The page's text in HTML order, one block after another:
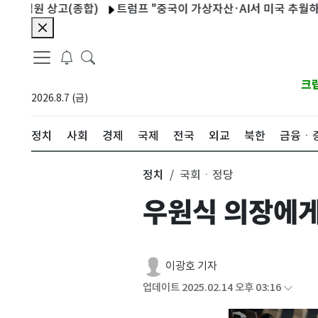
상고(종합) 트럼프 "중국이 가상자산·AI서 미국 추월하게 둘
2026.8.7 (금)
크
정치 사회 경제 국제 전국 외교 북한 금융ㆍ
정치 국회ㆍ정당
우원식 의장에
이광호 기자
업데이트 2025.02.14 오후 03:16